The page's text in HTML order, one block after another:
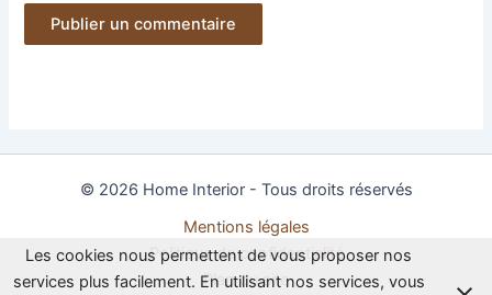
© 2026 Home Interior - Tous droits réservés
Mentions légales
Politique de confidentialité
Plan du site
Les cookies nous permettent de vous proposer nos
services plus facilement. En utilisant nos services, vous